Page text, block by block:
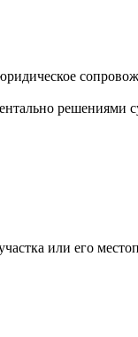
решениями
или его